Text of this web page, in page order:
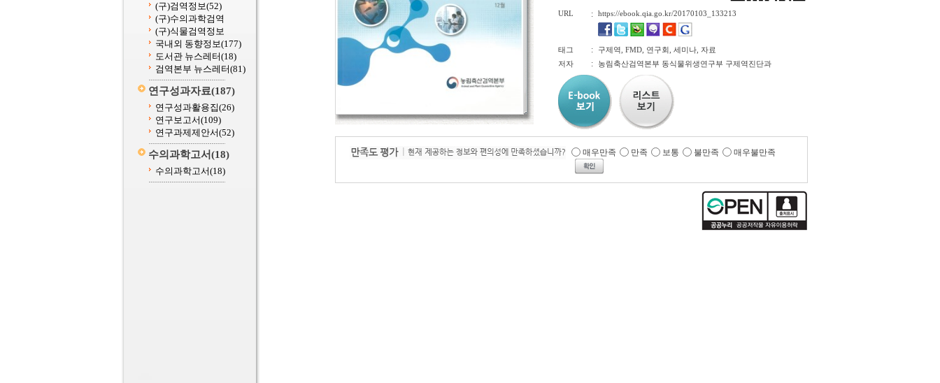
(구)검역정보(52)
(구)수의과학검역
(구)식물검역정보
국내외 동향정보(177)
도서관 뉴스레터(18)
검역본부 뉴스레터(81)
연구성과자료(187)
연구성과활용집(26)
연구보고서(109)
연구과제제안서(52)
수의과학고서(18)
수의과학고서(18)
URL : https://ebook.qia.go.kr/20170103_133213
태그 :
구제역, FMD, 연구회, 세미나, 자료
저자
: 농림축산검역본부 동식물위생연구부 구제역진단과
매우만족 만족 보통 불만족 매우불만족